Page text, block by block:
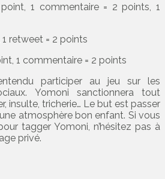
1 commentaire = 2 points, 1
1 retweet = 2 points
1 commentaire = 2 points
participer au jeu sur les
Yomoni sanctionnera tout
insulte, tricherie… Le but est passer
atmosphère bon enfant. Si vous
tagger Yomoni, n’hésitez pas à
privé.